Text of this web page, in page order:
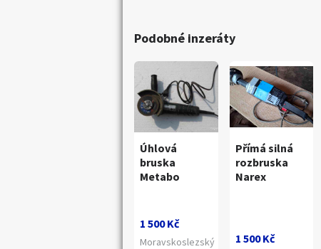
Podobné inzeráty
Úhlová
bruska
Metabo
1 500 Kč
Moravskoslezský
Přímá silná
rozbruska
Narex
1 500 Kč